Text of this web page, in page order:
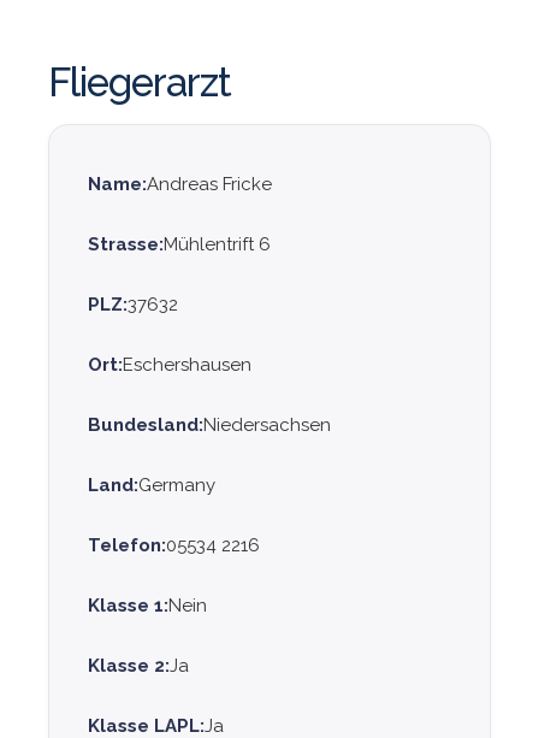
Fliegerarzt
Name:Andreas Fricke
Strasse:Mühlentrift 6
PLZ:37632
Ort:Eschershausen
Bundesland:Niedersachsen
Land:Germany
Telefon:05534 2216
Klasse 1:Nein
Klasse 2:Ja
Klasse LAPL:Ja